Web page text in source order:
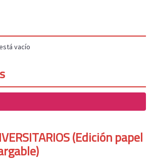
vacío
(Edición papel